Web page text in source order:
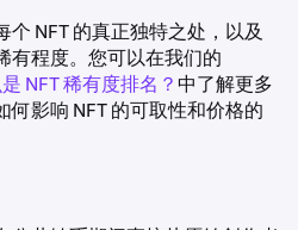
NFT 的真正独特之处，以及
有程度。您可以在我们的
NFT 稀有度排名？中了解更多
影响 NFT 的可取性和价格的